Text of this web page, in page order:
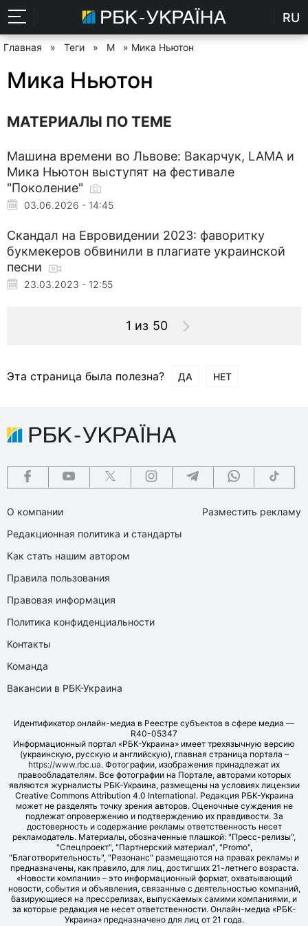
RU
Главная » Теги » М » Мика Ньютон
Мика Ньютон
МАТЕРИАЛЫ ПО ТЕМЕ
Машина времени во Львове: Вакарчук, LAMA и
Мика Ньютон выступят на фестивале
"Поколение"
03.06.2026 - 14:45
Скандал на Евровидении 2023: фаворитку
букмекеров обвинили в плагиате украинской
песни
23.03.2023 - 12:55
1 из 50
Эта страница была полезна? ДА НЕТ
О компании
Редакционная политика и стандарты
Как стать нашим автором
Правила пользования
Правовая информация
Политика конфиденциальности
Контакты
Команда
Вакансии в РБК-Украина
Разместить рекламу
Идентификатор онлайн-медиа в Реестре субъектов в сфере медиа —
R40-05347
Информационный портал «РБК-Украина» имеет трехязычную версию
(украинскую, русскую и английскую), главная страница портала –
https://www.rbc.ua. Фотографии, изображения принадлежат их
правообладателям. Все фотографии на Портале, авторами которых
являются журналисты РБК-Украина, размещены на условиях лицензии
Creative Commons Attribution 4.0 International. Редакция РБК-Украина
может не разделять точку зрения авторов. Оценочные суждения не
подлежат опровержению и подтверждению их правдивости. За
достоверность и содержание рекламы ответственность несет
рекламодатель. Материалы, обозначенные плашкой: "Пресс-релизы",
"Спецпроект", "Партнерский материал", "Promo",
"Благотворительность", "Резонанс" размещаются на правах рекламы и
предназначены, как правило, для лиц, достигших 21-летнего возраста.
«Новости компании» – это информационный формат, охватывающий
новости, события и объявления, связанные с деятельностью компаний,
базирующиеся на прессрелизах, выпускаемых самими компаниями, и
за которые редакция не несет ответственности. Онлайн-медиа «РБК-
Украина» предназначено для лиц от 21 года.